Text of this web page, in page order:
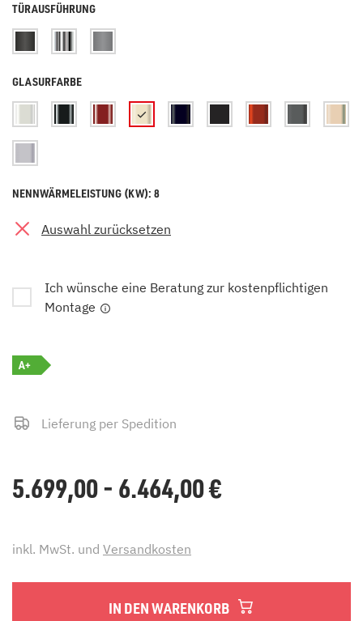
TÜRAUSFÜHRUNG
GLASURFARBE
NENNWÄRMELEISTUNG (KW): 8
Auswahl zurücksetzen
Ich wünsche eine Beratung zur kostenpflichtigen
Montage
A+
Lieferung per Spedition
5.699,00 - 6.464,00€
inkl. MwSt. und Versandkosten
IN DEN WARENKORB